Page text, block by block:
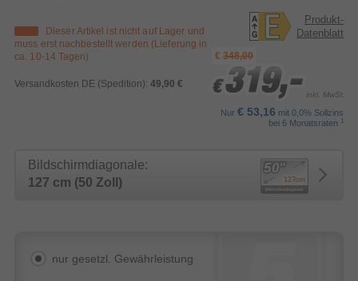
Dieser Artikel ist nicht auf Lager und
muss erst nachbestellt werden (Lieferung in
ca. 10-14 Tagen)
Versandkosten DE (Spedition): 49,90 €
Produkt-
Datenblatt
€ 348,00
€ 319,-
€ 319,-
€ 319,- inkl. MwSt.
Nur € 53,16 mit 0,0% Sollzins
bei 6 Monatsraten 1
Bildschirmdiagonale:
127 cm (50 Zoll)
nur gesetzl. Gewährleistung